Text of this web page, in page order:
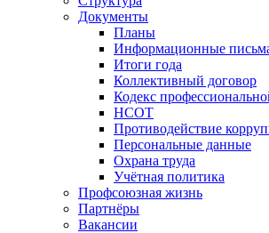
Документы
Планы
Информационные
Итоги года
Коллективный договор
Кодекс
НСОТ
Противодействие
Персональные данные
Охрана труда
Учётная политика
Профсоюзная жизнь
Партнёры
Вакансии